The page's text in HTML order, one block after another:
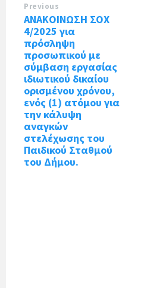
Previous
ΑΝΑΚΟΙΝΩΣΗ ΣΟΧ
4/2025 για
πρόσληψη
προσωπικού με
σύμβαση εργασίας
ιδιωτικού δικαίου
ορισμένου χρόνου,
ενός (1) ατόμου για
την κάλυψη
αναγκών
στελέχωσης του
Παιδικού Σταθμού
του Δήμου.